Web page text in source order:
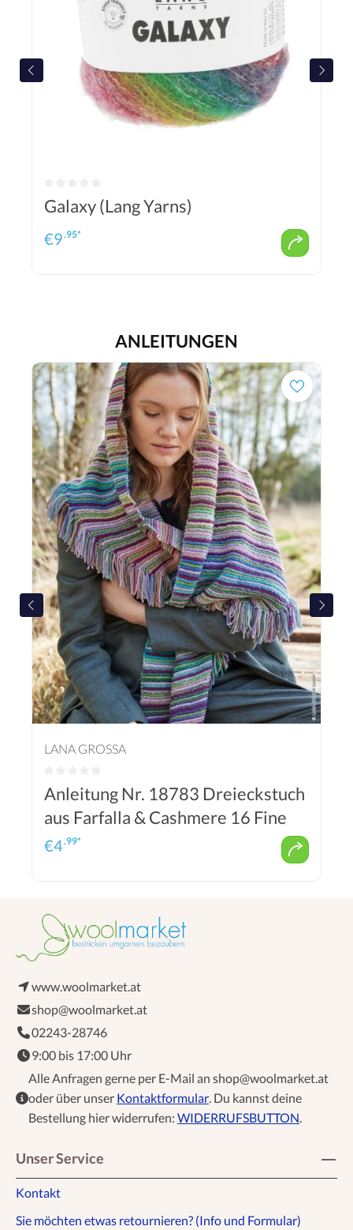
Galaxy (Lang Yarns)
€9.95*
ANLEITUNGEN
LANA GROSSA
Anleitung Nr. 18783 Dreieckstuch
aus Farfalla & Cashmere 16 Fine
€4.99*
www.woolmarket.at
shop@woolmarket.at
02243-28746
9:00 bis 17:00 Uhr
Alle Anfragen gerne per E-Mail an shop@woolmarket.at
oder über unser Kontaktformular. Du kannst deine
Bestellung hier widerrufen: WIDERRUFSBUTTON.
Unser Service
Kontakt
Sie möchten etwas retournieren? (Info und Formular)